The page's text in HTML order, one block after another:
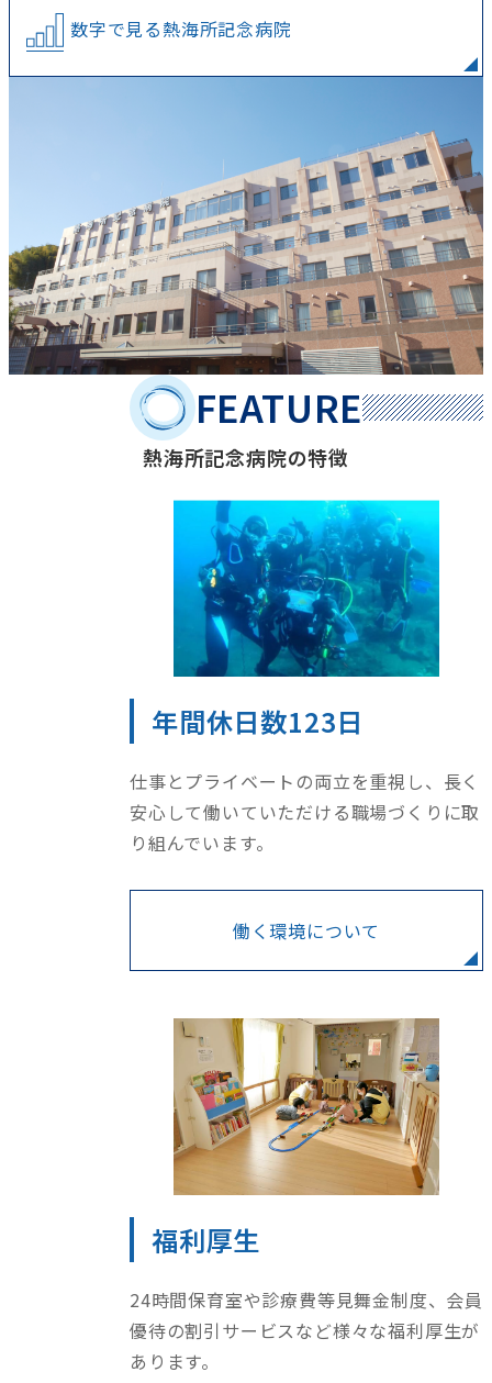
数字で見る熱海所記念病院
熱海所記念病院の特徴
FEATURE
年間休日数123日
仕事とプライベートの両立を重視し、長く
安心して働いていただける職場づくりに取
り組んでいます。
働く環境について
福利厚生
24時間保育室や診療費等見舞金制度、会員
優待の割引サービスなど様々な福利厚生が
あります。